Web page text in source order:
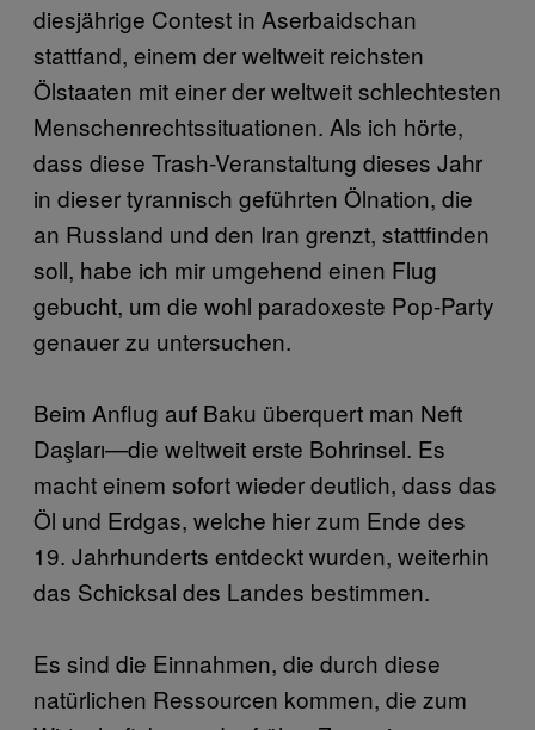
diesjährige Contest in Aserbaidschan
stattfand, einem der weltweit reichsten
Ölstaaten mit einer der weltweit schlechtesten
Menschenrechtssituationen. Als ich hörte,
dass diese Trash-Veranstaltung dieses Jahr
in dieser tyrannisch geführten Ölnation, die
an Russland und den Iran grenzt, stattfinden
soll, habe ich mir umgehend einen Flug
gebucht, um die wohl paradoxeste Pop-Party
genauer zu untersuchen.
Beim Anflug auf Baku überquert man Neft
Daşları—die weltweit erste Bohrinsel. Es
macht einem sofort wieder deutlich, dass das
Öl und Erdgas, welche hier zum Ende des
19. Jahrhunderts entdeckt wurden, weiterhin
das Schicksal des Landes bestimmen.
Es sind die Einnahmen, die durch diese
natürlichen Ressourcen kommen, die zum